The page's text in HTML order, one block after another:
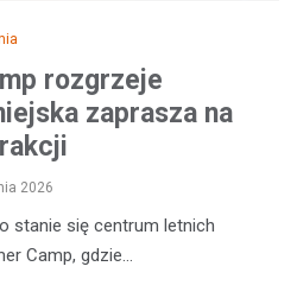
rozgrzeje
zaprasza na
2026
stanie się centrum letnich
Camp, gdzie…